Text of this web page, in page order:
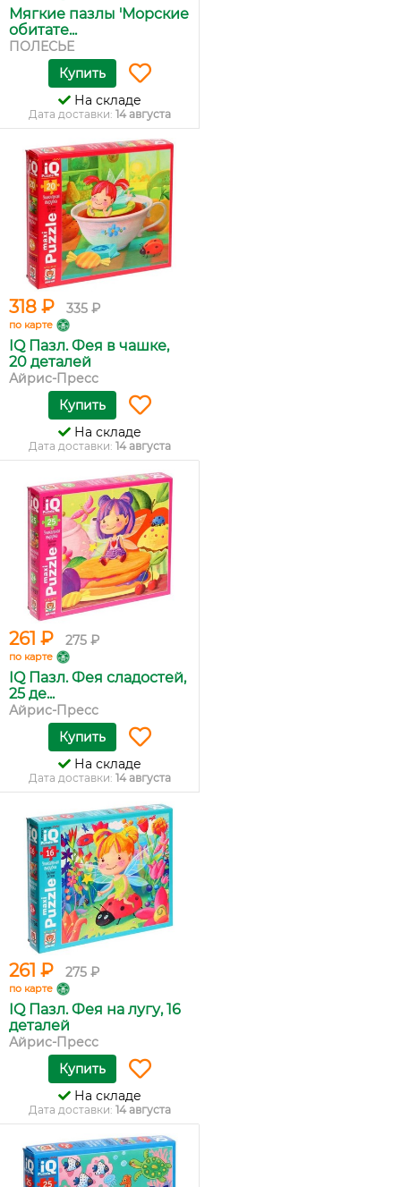
Мягкие пазлы 'Морские
обитате...
ПОЛЕСЬЕ
Купить
На складе
Дата доставки: 14 августа
318 ₽ 335 ₽
по карте
IQ Пазл. Фея в чашке,
20 деталей
Айрис-Пресс
Купить
На складе
Дата доставки: 14 августа
261 ₽ 275 ₽
по карте
IQ Пазл. Фея сладостей,
25 де...
Айрис-Пресс
Купить
На складе
Дата доставки: 14 августа
261 ₽ 275 ₽
по карте
IQ Пазл. Фея на лугу, 16
деталей
Айрис-Пресс
Купить
На складе
Дата доставки: 14 августа